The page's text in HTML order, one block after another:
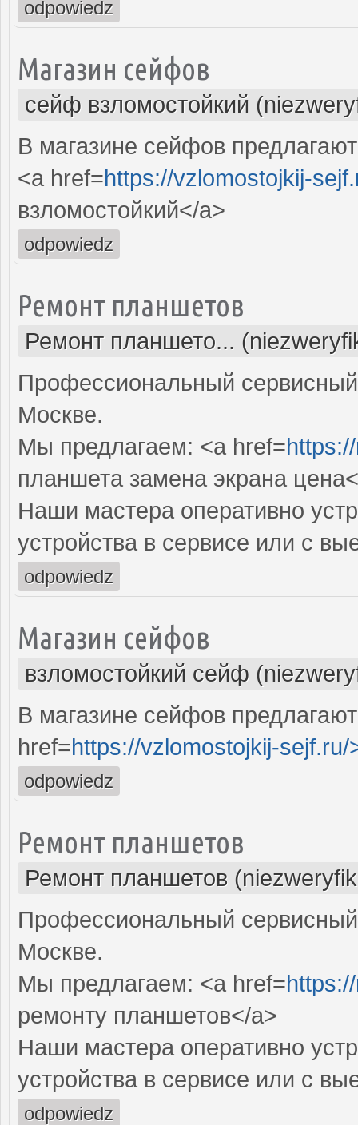
odpowiedz
Магазин сейфов
сейф взломостойкий
В магазине сейфов
<a href=https://vzlomostojkij-
взломостойкий</a>
odpowiedz
Ремонт планшетов
Ремонт планшето...
Профессиональный
Москве.
Мы предлагаем: <a href=
планшета замена экрана
Наши мастера оперативно
устройства в сервисе или с
odpowiedz
Магазин сейфов
взломостойкий сейф
В магазине сейфов
href=https://vzlomostojkij-sejf.ru/
odpowiedz
Ремонт планшетов
Ремонт планшетов
Профессиональный
Москве.
Мы предлагаем: <a href=
ремонту планшетов</a>
Наши мастера оперативно
устройства в сервисе или с
odpowiedz